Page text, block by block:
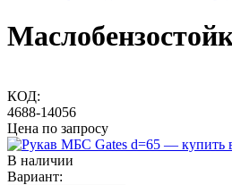
КОД:
4688-14056
Цена по запросу
В наличии
Вариант: